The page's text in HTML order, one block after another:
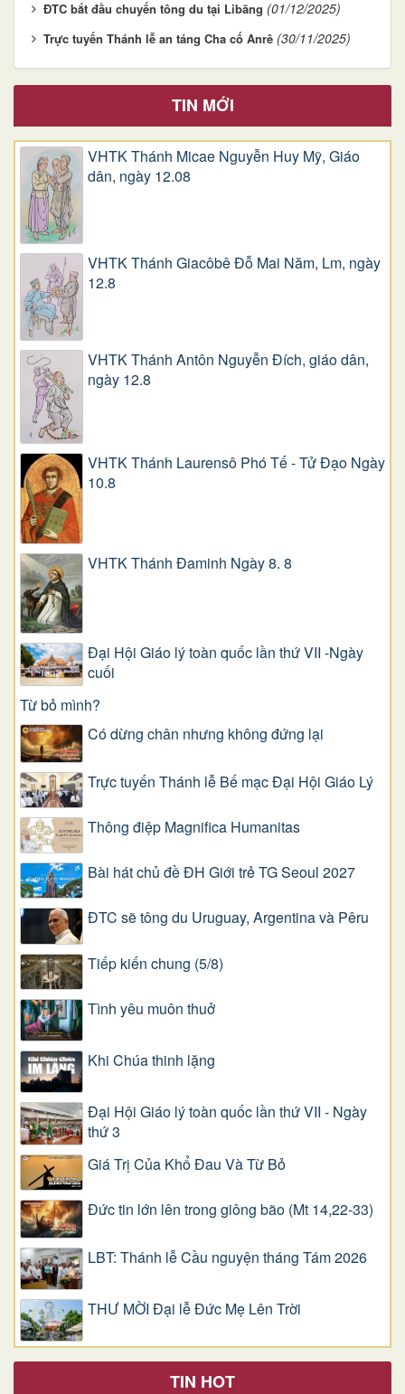
ĐTC bắt đầu chuyến tông du tại Libăng (01/12/2025)
Trực tuyến Thánh lễ an táng Cha cố Anrê (30/11/2025)
TIN MỚI
VHTK Thánh Micae Nguyễn Huy Mỹ, Giáo
dân, ngày 12.08
VHTK Thánh Giacôbê Ðỗ Mai Năm, Lm, ngày
12.8
VHTK Thánh Antôn Nguyễn Ðích, giáo dân,
ngày 12.8
VHTK Thánh Laurensô Phó Tế - Tử Đạo Ngày
10.8
VHTK Thánh Đaminh Ngày 8. 8
Đại Hội Giáo lý toàn quốc lần thứ VII -Ngày
cuối
Từ bỏ mình?
Có dừng chân nhưng không đứng lại
Trực tuyến Thánh lễ Bế mạc Đại Hội Giáo Lý
Thông điệp Magnifica Humanitas
Bài hát chủ đề ĐH Giới trẻ TG Seoul 2027
ĐTC sẽ tông du Uruguay, Argentina và Pêru
Tiếp kiến chung (5/8)
Tình yêu muôn thuở
Khi Chúa thinh lặng
Đại Hội Giáo lý toàn quốc lần thứ VII - Ngày
thứ 3
Giá Trị Của Khổ Ðau Và Từ Bỏ
Đức tin lớn lên trong giông bão (Mt 14,22-33)
LBT: Thánh lễ Cầu nguyện tháng Tám 2026
THƯ MỜI Đại lễ Đức Mẹ Lên Trời
TIN HOT